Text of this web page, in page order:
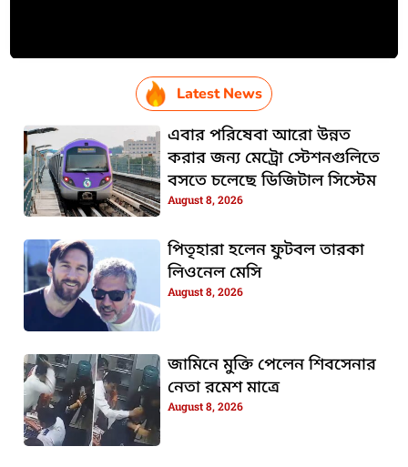
Latest News
এবার পরিষেবা আরো উন্নত
করার জন্য মেট্রো স্টেশনগুলিতে
বসতে চলেছে ডিজিটাল সিস্টেম
August 8, 2026
পিতৃহারা হলেন ফুটবল তারকা
লিওনেল মেসি
August 8, 2026
জামিনে মুক্তি পেলেন শিবসেনার
নেতা রমেশ মাত্রে
August 8, 2026